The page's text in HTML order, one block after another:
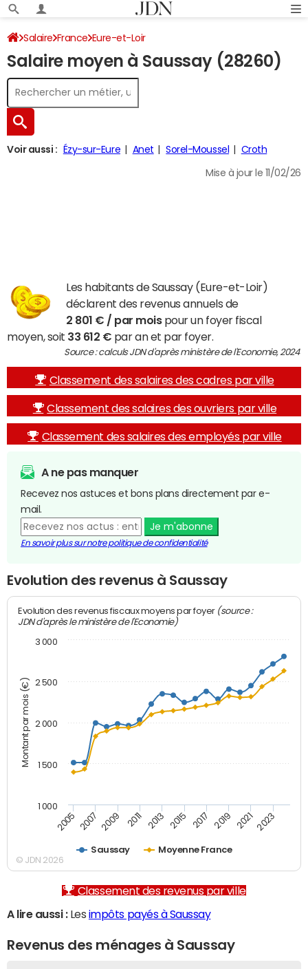
Salaire France Eure-et-Loir
Salaire moyen à Saussay (28260)
Voir aussi : Ézy-sur-Eure Anet Sorel-Moussel Croth
Mise à jour le 11/02/26
Les habitants de Saussay (Eure-et-Loir)
déclarent des revenus annuels de
2 801 € / par moispour un foyer fiscal
moyen, soit 33 612 € par an et par foyer.
Source : calculs JDN d'après ministère de l'Economie, 2024
Classement des salaires des cadres par ville
Classement des salaires des ouvriers par ville
Classement des salaires des employés par ville
A ne pas manquer
Recevez nos astuces et bons plans directement par e-
mail.
Je m'abonne
En savoir plus sur notre politique de confidentialité
Evolution des revenus à Saussay
Montant par mois (€)
Evolution des revenus fiscaux moyens par foyer (source :
JDN d'après le ministère de l'Economie)
Saussay Moyenne France
2005 2007 2009 2011 2013 2015 2017 2019 2021 2023
1 000
1 500
2 000
2 500
3 000
© JDN 2026
Classement des revenus par ville
A lire aussi :Les impôts payés à Saussay
Revenus des ménages à Saussay